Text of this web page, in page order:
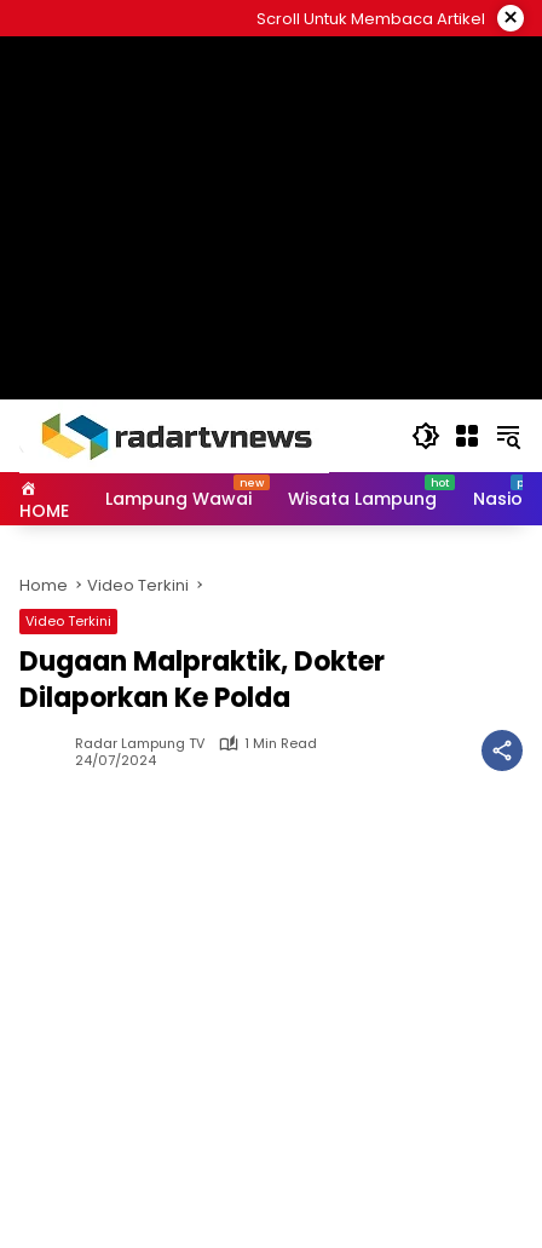
to
Scroll Untuk Membaca Artikel ×
HOME Lampung Wawai Wisata Lampung
Home Video Terkini
Video Terkini
Dugaan Malpraktik, Dokter
Dilaporkan Ke Polda
Radar Lampung TV
1 Min Read
24/07/2024